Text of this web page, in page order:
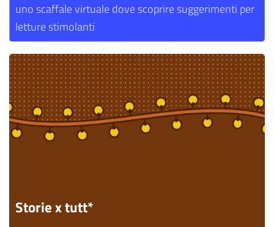
uno scaffale virtuale dove scoprire suggerimenti per
letture stimolanti
Storie x tutt*